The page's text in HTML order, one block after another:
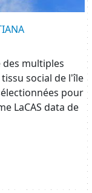
multiples
social de l'île
pour
LaCAS data de